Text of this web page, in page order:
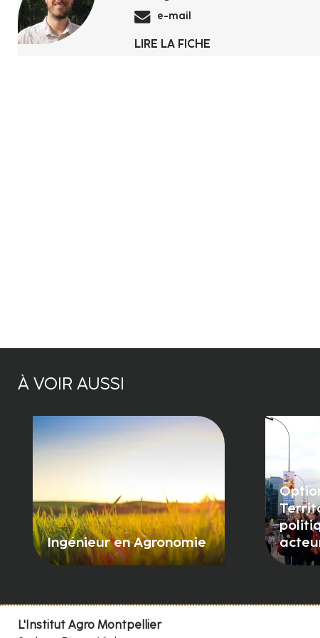
e-mail
LIRE LA FICHE
À VOIR AUSSI
Ingénieur en Agronomie
L'Institut Agro Montpellier